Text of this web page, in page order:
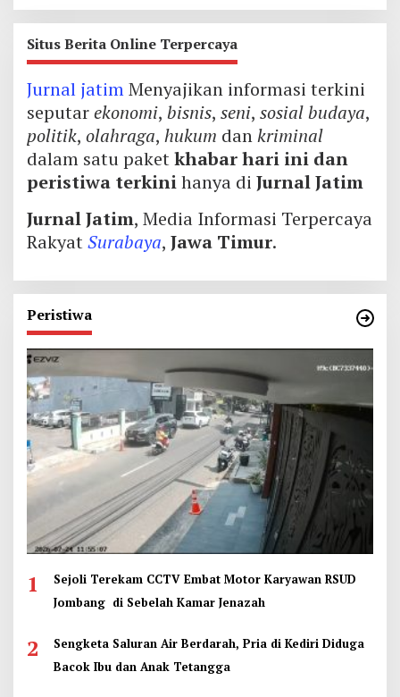
Situs Berita Online Terpercaya
Jurnal jatimMenyajikan informasi terkini
seputarekonomi, bisnis, seni, sosial budaya,
politik, olahraga, hukum dankriminal
dalam satu paketkhabar hari ini dan
peristiwa terkinihanya di Jurnal Jatim
Jurnal Jatim, Media Informasi Terpercaya
RakyatSurabaya, Jawa Timur.
Peristiwa
1
Sejoli Terekam CCTV Embat Motor Karyawan RSUD
Jombang di Sebelah Kamar Jenazah
2
Sengketa Saluran Air Berdarah, Pria di Kediri Diduga
Bacok Ibu dan Anak Tetangga